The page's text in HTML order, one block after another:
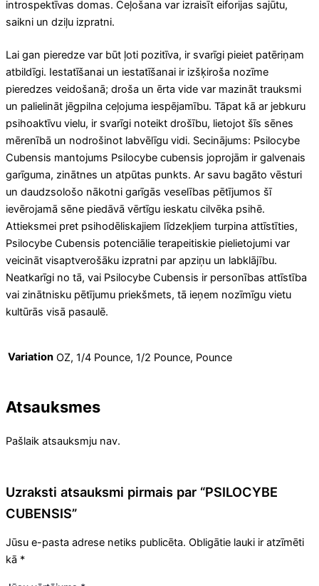
introspektīvas domas. Ceļošana var izraisīt eiforijas sajūtu,
saikni un dziļu izpratni.
Lai gan pieredze var būt ļoti pozitīva, ir svarīgi pieiet patēriņam
atbildīgi. Iestatīšanai un iestatīšanai ir izšķiroša nozīme
pieredzes veidošanā; droša un ērta vide var mazināt trauksmi
un palielināt jēgpilna ceļojuma iespējamību. Tāpat kā ar jebkuru
psihoaktīvu vielu, ir svarīgi noteikt drošību, lietojot šīs sēnes
mērenībā un nodrošinot labvēlīgu vidi. Secinājums: Psilocybe
Cubensis mantojums Psilocybe cubensis joprojām ir galvenais
garīguma, zinātnes un atpūtas punkts. Ar savu bagāto vēsturi
un daudzsološo nākotni garīgās veselības pētījumos šī
ievērojamā sēne piedāvā vērtīgu ieskatu cilvēka psihē.
Attieksmei pret psihodēliskajiem līdzekļiem turpina attīstīties,
Psilocybe Cubensis potenciālie terapeitiskie pielietojumi var
veicināt visaptverošāku izpratni par apziņu un labklājību.
Neatkarīgi no tā, vai Psilocybe Cubensis ir personības attīstība
vai zinātnisku pētījumu priekšmets, tā ieņem nozīmīgu vietu
kultūrās visā pasaulē.
Variation OZ, 1/4 Pounce, 1/2 Pounce, Pounce
Atsauksmes
Pašlaik atsauksmju nav.
Uzraksti atsauksmi pirmais par “PSILOCYBE
CUBENSIS”
Jūsu e-pasta adrese netiks publicēta. Obligātie lauki ir atzīmēti
kā *